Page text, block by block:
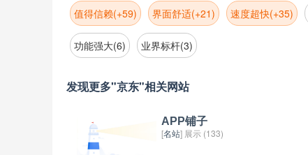
值得信赖(+59) 界面舒适(+21) 速度超快(+35)
功能强大(6) 业界标杆(3)
发现更多"京东"相关网站
APP铺子
[名站] 展示 (133)